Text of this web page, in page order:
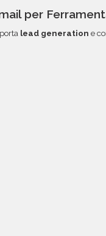
per
lead generation e